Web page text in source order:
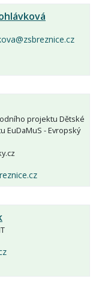
projektu Dětské
EuDaMuS - Evropský